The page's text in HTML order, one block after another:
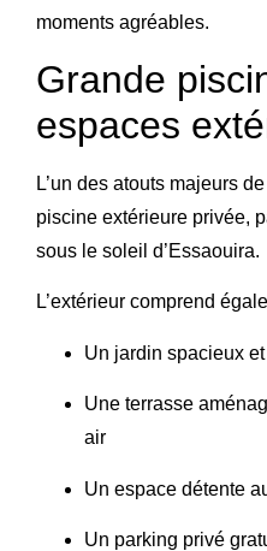
moments agréables.
Grande
espaces
L’un des atouts majeurs
piscine extérieure privée,
sous le soleil d’Essaouira.
L’extérieur comprend
Un jardin spacieux
Une terrasse
air
Un espace détente
Un parking privé